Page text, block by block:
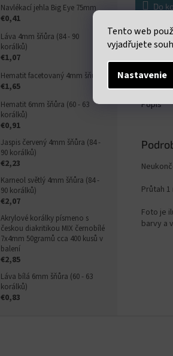
Tento web
vyjadřujete
Nastavenie
Navlékací jehla Big Eye 75mm
€0,41
Láva 4mm šňůra (84 - 90
korálků)
€1,07
Hematit facetovaný 4mm šňůra
€1,65
Hematit 6mm šňůra (60 - 63
korálků)
€0,91
Jaspis červený 4mm šňůra (84 -
90 korálků)
€2,23
Karneol světlý 4mm šňůra (84 -
90 korálků)
€2,07
Akrylové korálky písmeno s
českou diakritikou MIX černobílé
7x4mm 50gramů cca 400 kusů v
balení
€2,85
Láva bílá 6mm šňůra (60 - 63
korálků)
€0,83
Do
Elastická
návin 10
Popis
Průtah 1
Foto je
barvy a